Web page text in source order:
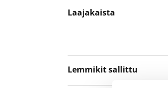
Laajakaista
Lemmikit sallittu